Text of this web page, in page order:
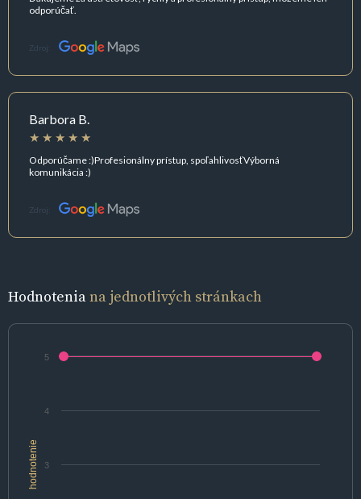
odporúčať.
Zdroj:
Barbora B.
Odporúčame :)Profesionálny prístup, spoľahlivosťVýborná
komunikácia :)
Zdroj:
Hodnoteniana jednotlivých stránkach
hodnotenie 3
4
5